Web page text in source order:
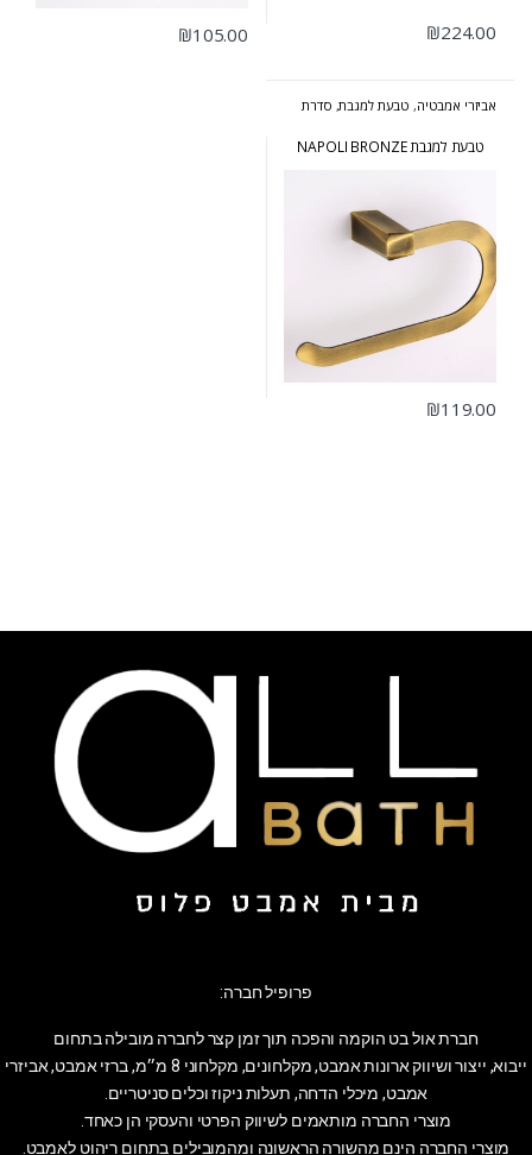
₪224.00
₪105.00
אביזרי אמבטיה, טבעת למגבת, סדרת
טבעת למגבת NAPOLI BRONZE
₪119.00
פרופיל חברה:
חברת אול בט הוקמה והפכה תוך זמן קצר לחברה מובילה בתחום
ייבוא, ייצור ושיווק ארונות אמבט, מקלחונים, מקלחוני 8 מ״מ, ברזי אמבט, אביזרי
אמבט, מיכלי הדחה, תעלות ניקוז וכלים סניטריים.
מוצרי החברה מותאמים לשיווק הפרטי והעסקי הן כאחד.
מוצרי החברה הינם מהשורה הראשונה ומהמובילים בתחום ריהוט לאמבט.